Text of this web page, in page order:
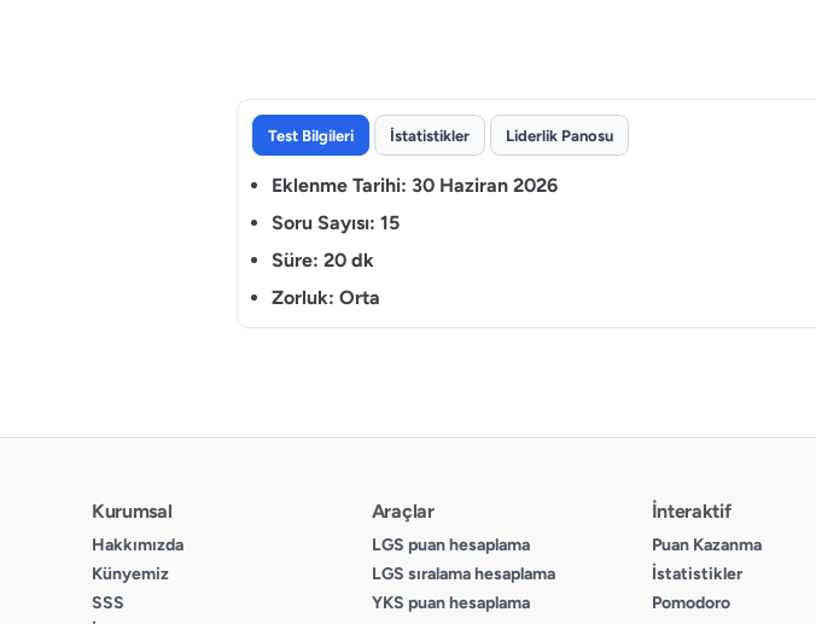
Test Bilgileri İstatistikler Liderlik Panosu
Eklenme Tarihi: 30 Haziran 2026
Soru Sayısı: 15
Süre: 20 dk
Zorluk: Orta
Kurumsal
Hakkımızda
Künyemiz
SSS
Araçlar
LGS puan hesaplama
LGS sıralama hesaplama
YKS puan hesaplama
İnteraktif
Puan Kazanma
İstatistikler
Pomodoro